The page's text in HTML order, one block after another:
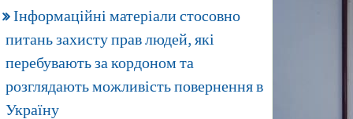
Інформаційні матеріали стосовно
питань захисту прав людей, які
перебувають за кордоном та
розглядають можливість повернення в
Україну